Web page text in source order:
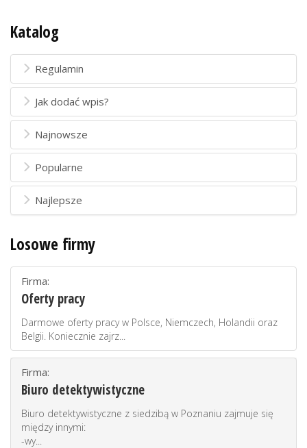
Katalog
Regulamin
Jak dodać wpis?
Najnowsze
Popularne
Najlepsze
Losowe firmy
Firma:
Oferty pracy
Darmowe oferty pracy w Polsce, Niemczech, Holandii oraz
Belgii. Koniecznie zajrz...
Firma:
Biuro detektywistyczne
Biuro detektywistyczne z siedzibą w Poznaniu zajmuje się
między innymi:
-wy...